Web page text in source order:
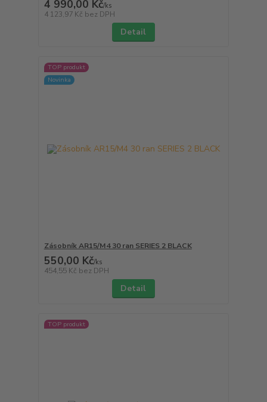
4 990,00 Kč/ks
4 123,97 Kč bez DPH
Detail
TOP produkt
Novinka
Zásobník AR15/M4 30 ran SERIES 2 BLACK
550,00 Kč/ks
454,55 Kč bez DPH
Detail
TOP produkt